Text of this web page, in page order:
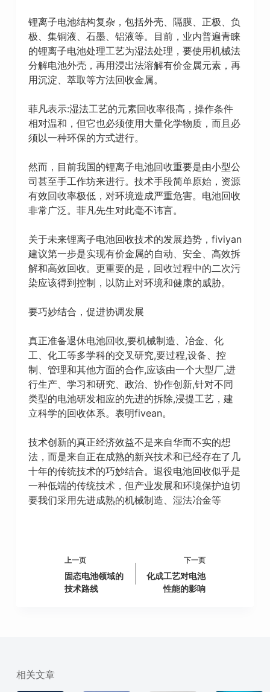
锂离子电池结构复杂，包括外壳、隔膜、正极、负
极、集铜液、石墨、铝液等。目前，业内普遍青睐
的锂离子电池处理工艺为湿法处理，要使用机械法
分解电池外壳，再用浸出法溶解有价金属元素，再
用沉淀、萃取等方法回收金属。
菲凡表示:湿法工艺的元素回收率很高，操作条件
相对温和，但它也必须使用大量化学物质，而且必
须以一种环保的方式进行。
然而，目前我国的锂离子电池回收重要是由小型公
司甚至手工作坊来进行。技术手段简单原始，资源
有效回收率极低，对环境造成严重危害。电池回收
非常广泛。菲凡先生对此毫不讳言。
关于未来锂离子电池回收技术的发展趋势，fiviyan
建议第一步是实现有价金属的自动、安全、高效拆
解和高效回收。更重要的是，回收过程中的二次污
染应该得到控制，以防止对环境和健康的威胁。
要巧妙结合，促进协调发展
真正准备退休电池回收,要机械制造、冶金、化
工、化工等多学科的交叉研究,要过程,设备、控
制、管理和其他方面的合作,应该由一个大型厂,进
行生产、学习和研究、政治、协作创新,针对不同
类型的电池研发相应的先进的拆除,浸提工艺，建
立科学的回收体系。表明fivean。
技术创新的真正经济效益不是来自华而不实的想
法，而是来自正在成熟的新兴技术和已经存在了几
十年的传统技术的巧妙结合。退役电池回收似乎是
一种低端的传统技术，但产业发展和环境保护迫切
要我们采用先进成熟的机械制造、湿法冶金等
上一页
固态电池领域的
技术路线
下一页
化成工艺对电池
性能的影响
相关文章